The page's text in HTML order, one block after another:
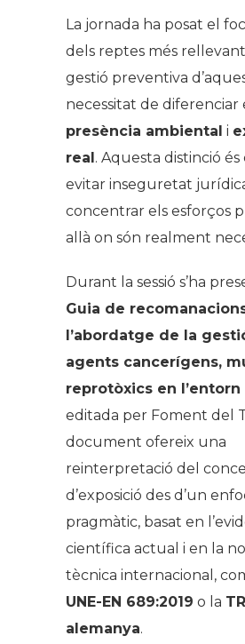
La jornada ha posat el
dels reptes més
gestió preventiva
necessitat de diferenciar
presència ambiental i
real. Aquesta distinció
evitar inseguretat
concentrar els esforços
allà on són realment
Durant la sessió s’ha
Guia de
l’abordatge de la
agents cancerígens,
reprotòxics en l’entorn
editada per Foment del
document ofereix una
reinterpretació del
d’exposició des d’un
pragmàtic, basat en
científica actual i en la
tècnica internacional,
UNE-EN 689:2019 o la
alemanya.